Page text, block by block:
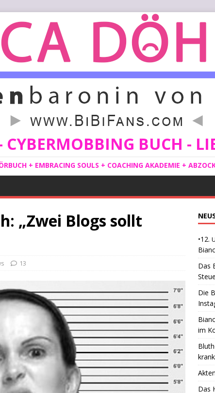
BUCH -
+ EMBRACING SOULS + COACHING AKADEMIE +
„Zwei Blogs sollt
13
•12.
Das
Die
im
Das